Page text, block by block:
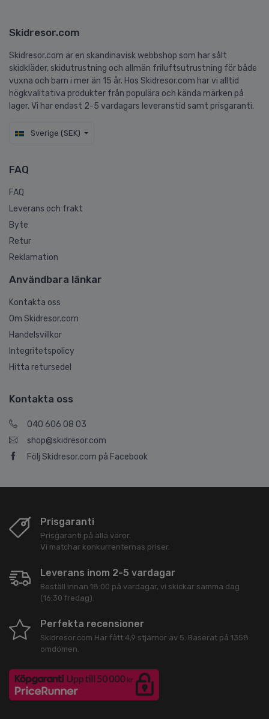
Skidresor.com
Skidresor.com är en skandinavisk webbshop som har sålt
skidkläder, skidutrustning och allmän friluftsutrustning för både
vuxna och barn i mer än 15 år. Hos Skidresor.com har vi alltid
högkvalitativa produkter från populära och kända märken på
lager. Vi har endast 2-5 vardagars leveranstid samt prisgaranti.
Sverige (SEK)
FAQ
FAQ
Leverans och frakt
Byte
Retur
Reklamation
Användbara länkar
Kontakta oss
Om Skidresor.com
Handelsvillkor
Integritetspolicy
Hitta retursedel
Kontakta oss
040 606 08 03
shop@skidresor.com
Följ Skidresor.com på Facebook
Prisgaranti
Prisgaranti på alla varor.
Vi matchar konkurrenternas priser.
Leverans inom 2-5 vardagar
Beställ innan 18:00 på vardagar, vi skickar samma dag
(16:30 fredag).
Perfekta recensioner
Skidresor.com Har fått 4,9 stjärnor av 5 . Baserat på 1358
omdömen.